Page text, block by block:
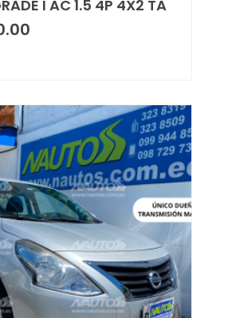
I AC 1.5 4P 4X2 TA